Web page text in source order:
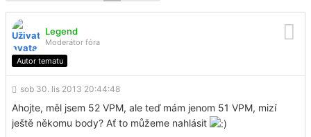
Legend
Moderátor fóra
Autor tematu
sob 30. lis 2013 20:44:48
Ahojte, měl jsem 52 VPM, ale teď mám jenom 51 VPM, mizí
ještě někomu body? Ať to můžeme nahlásit